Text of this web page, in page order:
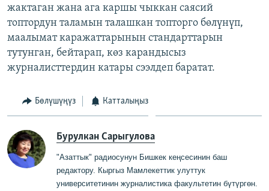
жактаган жана ага каршы чыккан саясий
топтордун таламын талашкан топторго бөлүнүп,
маалымат каражаттарынын стандарттарын
тутунган, бейтарап, көз карандысыз
журналисттердин катары сээлдеп баратат.
Бөлүшүңүз Катталыңыз
Бурулкан Сарыгулова
"Азаттык" радиосунун Бишкек кеңсесинин баш
редактору. Кыргыз Мамлекеттик улуттук
университетинин журналистика факультетин бүтүргөн